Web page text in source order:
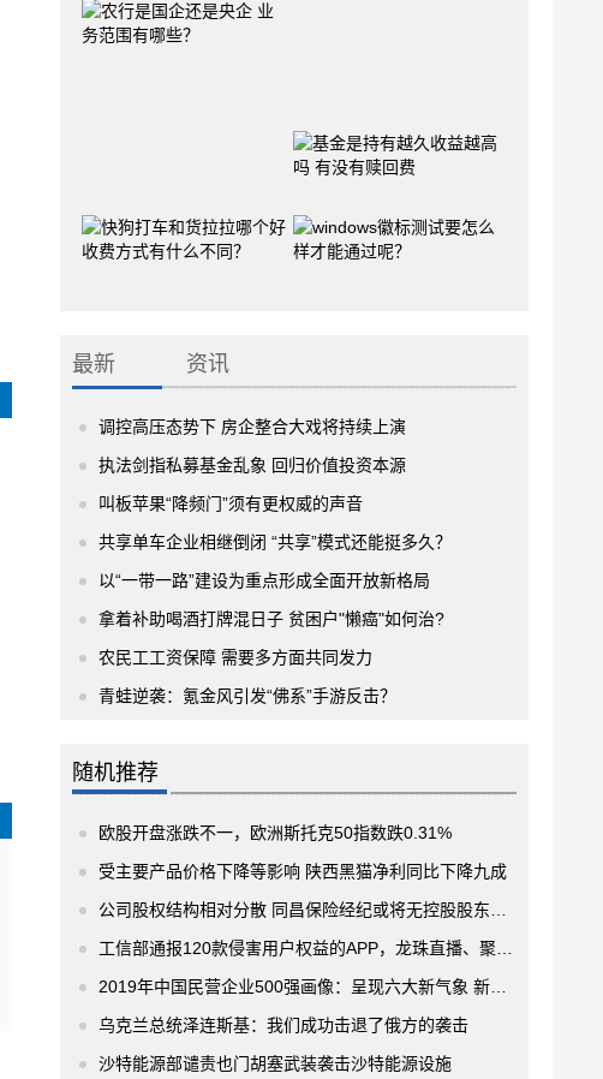
最新 资讯
调控高压态势下 房企整合大戏将持续上演
执法剑指私募基金乱象 回归价值投资本源
叫板苹果“降频门”须有更权威的声音
共享单车企业相继倒闭 “共享”模式还能挺多久？
以“一带一路”建设为重点形成全面开放新格局
拿着补助喝酒打牌混日子 贫困户"懒癌"如何治?
农民工工资保障 需要多方面共同发力
青蛙逆袭：氪金风引发“佛系”手游反击？
随机推荐
欧股开盘涨跌不一，欧洲斯托克50指数跌0.31%
受主要产品价格下降等影响 陕西黑猫净利同比下降九成
公司股权结构相对分散 同昌保险经纪或将无控股股东、实际控制人
工信部通报120款侵害用户权益的APP，龙珠直播、聚美、中公教育上榜
2019年中国民营企业500强画像：呈现六大新气象 新经济企业有待进一步发展壮大
乌克兰总统泽连斯基：我们成功击退了俄方的袭击
沙特能源部谴责也门胡塞武装袭击沙特能源设施